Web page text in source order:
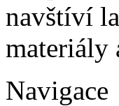
navštíví
materiály
Navigace